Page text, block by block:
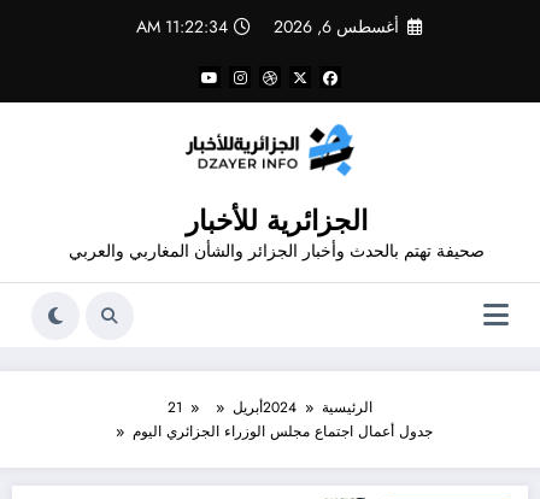
أغسطس 6, 2026 11:22:35 AM
الجزائرية للأخبار
صحيفة تهتم بالحدث وأخبار الجزائر والشأن المغاربي والعربي
الرئيسية 2024أبريل
21
جدول أعمال اجتماع مجلس الوزراء الجزائري اليوم